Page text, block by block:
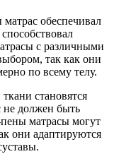
обеспечивал
с различными
так как они
по всему телу.
становятся
не должен быть
матрасы могут
они адаптируются